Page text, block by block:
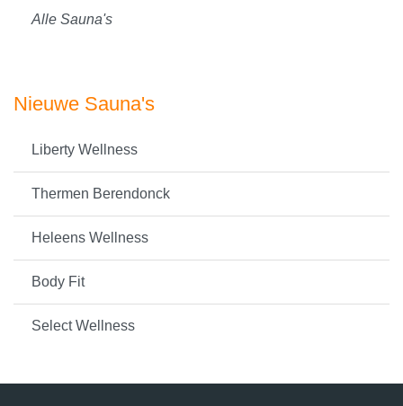
Alle Sauna's
Nieuwe Sauna's
Liberty Wellness
Thermen Berendonck
Heleens Wellness
Body Fit
Select Wellness